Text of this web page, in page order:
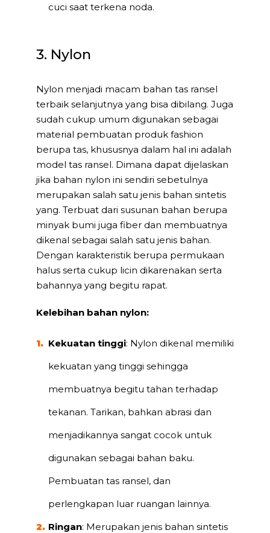
cuci saat terkena noda.
3. Nylon
Nylon menjadi macam bahan tas ransel
terbaik selanjutnya yang bisa dibilang. Juga
sudah cukup umum digunakan sebagai
material pembuatan produk fashion
berupa tas, khususnya dalam hal ini adalah
model tas ransel. Dimana dapat dijelaskan
jika bahan nylon ini sendiri sebetulnya
merupakan salah satu jenis bahan sintetis
yang. Terbuat dari susunan bahan berupa
minyak bumi juga fiber dan membuatnya
dikenal sebagai salah satu jenis bahan.
Dengan karakteristik berupa permukaan
halus serta cukup licin dikarenakan serta
bahannya yang begitu rapat.
Kelebihan bahan nylon:
Kekuatan tinggi: Nylon dikenal memiliki
kekuatan yang tinggi sehingga
membuatnya begitu tahan terhadap
tekanan. Tarikan, bahkan abrasi dan
menjadikannya sangat cocok untuk
digunakan sebagai bahan baku.
Pembuatan tas ransel, dan
perlengkapan luar ruangan lainnya.
Ringan: Merupakan jenis bahan sintetis